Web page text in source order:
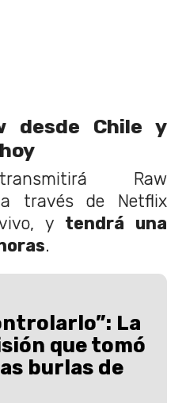
desde Chile y
Raw
a través de Netflix
y tendrá una
.
La
que tomó
burlas de